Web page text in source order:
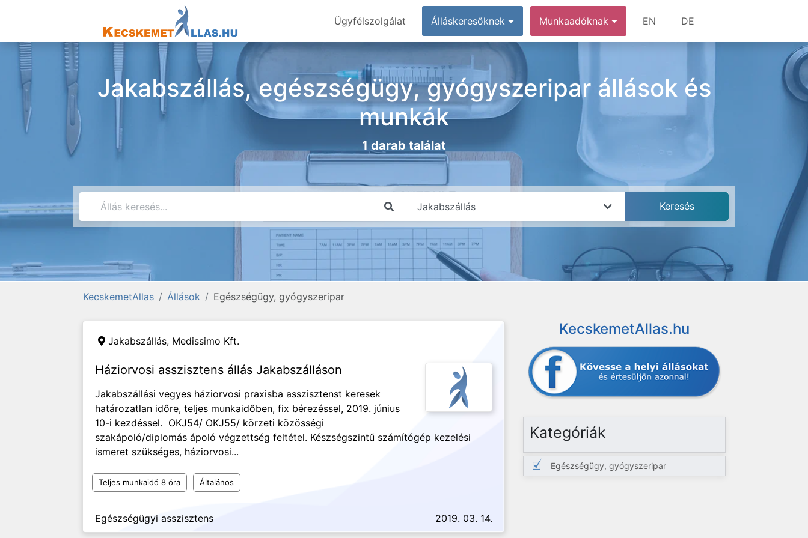
Ügyfélszolgálat Álláskeresőknek Munkaadóknak EN DE
Jakabszállás, egészségügy, gyógyszeripar állások és
munkák
1 darab találat
KecskemetAllas Állások Egészségügy, gyógyszeripar
Jakabszállás, Medissimo Kft.
Háziorvosi asszisztens állás Jakabszálláson
Jakabszállási vegyes háziorvosi praxisba asszisztenst keresek
határozatlan időre, teljes munkaidőben, fix bérezéssel, 2019. június
10-i kezdéssel. OKJ54/ OKJ55/ körzeti közösségi
szakápoló/diplomás ápoló végzettség feltétel. Készségszintű számítógép kezelési
ismeret szükséges, háziorvosi...
Teljes munkaidő 8 óra Általános
Egészségügyi asszisztens 2019. 03. 14.
KecskemetAllas.hu
Kategóriák
Egészségügy, gyógyszeripar